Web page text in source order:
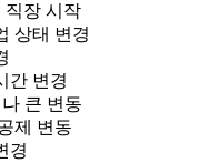
직장 시작
상태 변경
간 변경
큰 변동
제 변동
경